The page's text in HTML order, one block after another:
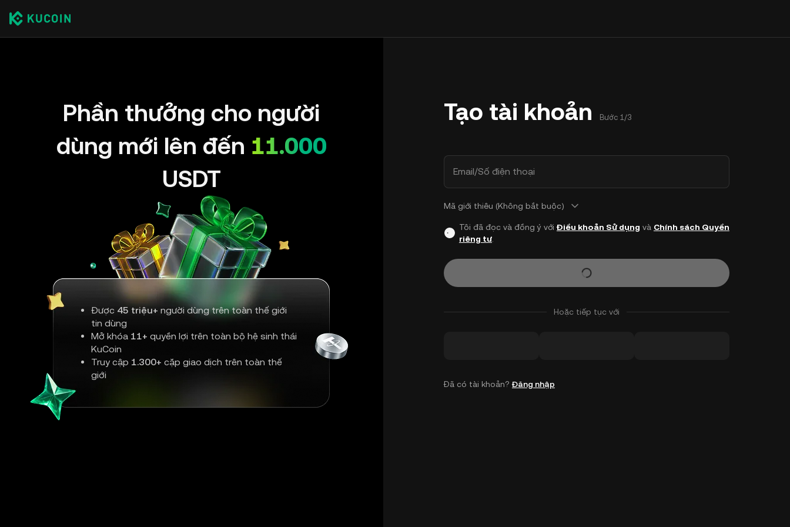
Phần thưởng cho người
dùng mới lên đến 11.000
USDT
Được 45 triệu+ người dùng trên toàn thế giới
tin dùng
Mở khóa 11+ quyền lợi trên toàn bộ hệ sinh thái
KuCoin
Truy cập 1.300+ cặp giao dịch trên toàn thế
giới
Tạo tài khoản Bước 1/3
Email/Số điện thoại
Mã giới thiêu (Không bắt buộc)
Tôi đã đọc và đồng ý với Điều khoản Sử dụng và Chính sách Quyền
riêng tư.
Hoặc tiếp tục với
Đã có tài khoản? Đăng nhập